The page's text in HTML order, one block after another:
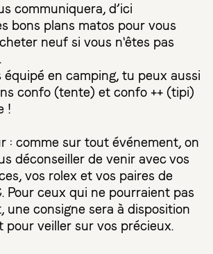
communiquera, d’ici
bons plans matos pour vous
neuf si vous n'êtes pas
équipé en camping, tu peux aussi
confo (tente) et confo ++ (tipi)
!
: comme sur tout événement, on
déconseiller de venir avec vos
vos rolex et vos paires de
Pour ceux qui ne pourraient pas
une consigne sera à disposition
pour veiller sur vos précieux.